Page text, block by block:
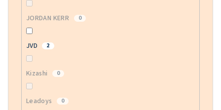
JORDAN KERR 0
JVD 2
Kizashi 0
Leadoys 0